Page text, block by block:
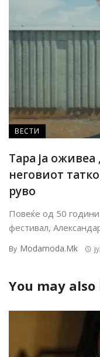
ВЕСТИ
Тара ја оживеа
неговиот
руво
Повеќе од 50
фестивал,
By Modamoda.mk
You may